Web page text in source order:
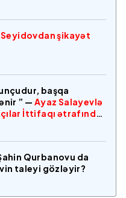
şikayət
başqa
” — Ayaz Salayevlə
İttifaqı ətrafında
Qurbanovu da
taleyi gözləyir?